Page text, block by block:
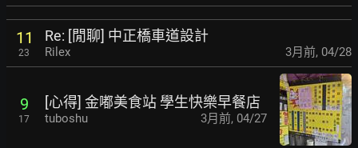
11
23
Re: [閒聊] 中正橋車道設計
Rilex 3月前, 04/28
9
17
[心得] 金嘟美食站 學生快樂早餐店
tuboshu 3月前, 04/27